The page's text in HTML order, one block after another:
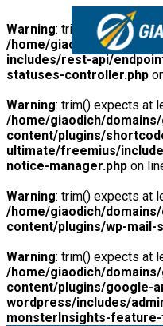
Warning: trim() expects at
/home/giaodich/
includes/rest-api/
statuses-controller.php
Warning: trim() expects at
/home/giaodich/
content/plugins/
ultimate/freemius/
notice-manager.php on
Warning: trim() expects at
/home/giaodich/
content/plugins/wp-mail-
Warning: trim() expects at
/home/giaodich/
content/plugins/google-
wordpress/includes/
monsterInsights-